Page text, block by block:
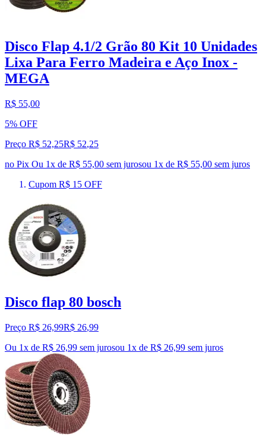
Disco Flap 4.1/2 Grão 80 Kit 10 Unidades
Lixa Para Ferro Madeira e Aço Inox -
MEGA
R$ 55,00
5% OFF
Preço R$ 52,25R$ 52,25
no Pix Ou 1x de R$ 55,00 sem jurosou 1x de R$ 55,00 sem juros
Cupom R$ 15 OFF
Disco flap 80 bosch
Preço R$ 26,99R$ 26,99
Ou 1x de R$ 26,99 sem jurosou 1x de R$ 26,99 sem juros